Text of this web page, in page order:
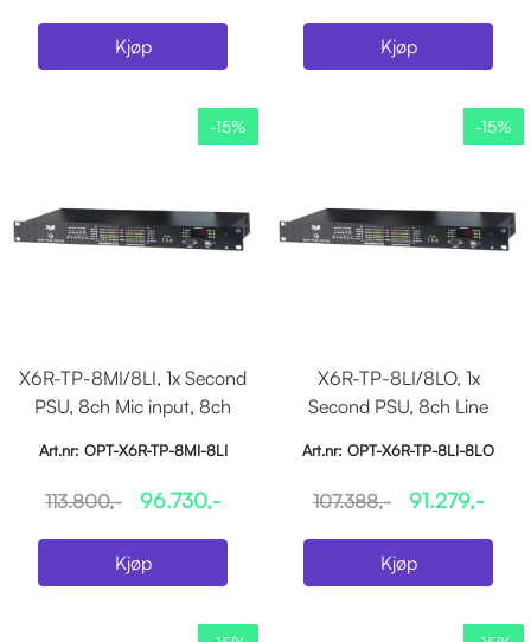
Kjøp Kjøp
-15%
X6R-TP-8MI/8LI, 1x Second
PSU, 8ch Mic input, 8ch
Art.nr: OPT-X6R-TP-8MI-8LI
113.800,- 96.730,-
Kjøp
-15%
X6R-TP-8LI/8LO, 1x
Second PSU, 8ch Line
Art.nr: OPT-X6R-TP-8LI-8LO
107.388,- 91.279,-
Kjøp